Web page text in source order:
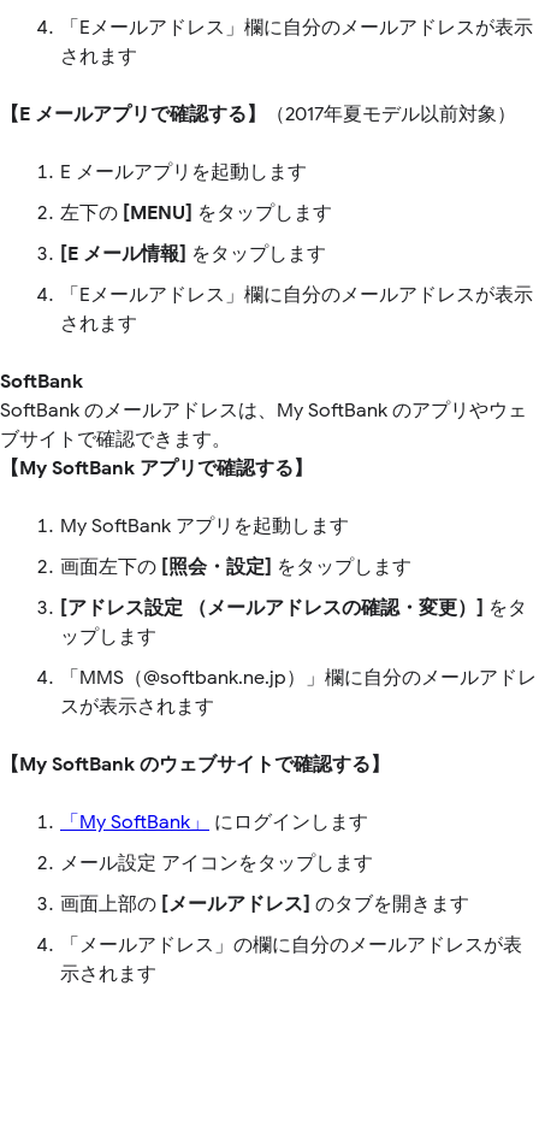
「Eメールアドレス」欄に自分のメールアドレスが表示
されます
【E メールアプリで確認する】 （2017年夏モデル以前対象）
E メールアプリを起動します
左下の [MENU] をタップします
[E メール情報] をタップします
「Eメールアドレス」欄に自分のメールアドレスが表示
されます
SoftBank
SoftBank のメールアドレスは、My SoftBank のアプリやウェ
ブサイトで確認できます。
【My SoftBank アプリで確認する】
My SoftBank アプリを起動します
画面左下の [照会・設定] をタップします
[アドレス設定 （メールアドレスの確認・変更）] をタ
ップします
「MMS（@softbank.ne.jp）」欄に自分のメールアドレ
スが表示されます
【My SoftBank のウェブサイトで確認する】
「My SoftBank」
にログインします
メール設定 アイコンをタップします
画面上部の [メールアドレス] のタブを開きます
「メールアドレス」の欄に自分のメールアドレスが表
示されます